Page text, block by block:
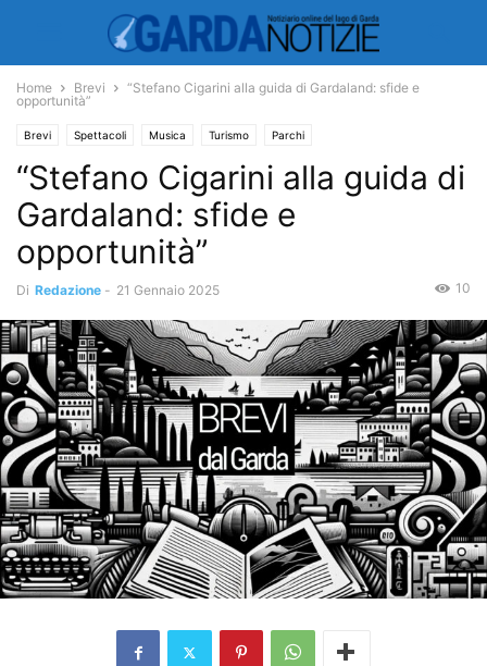
Home Brevi
“Stefano Cigarini alla guida di Gardaland: sfide e
opportunità”
Brevi Spettacoli Musica Turismo Parchi
“Stefano Cigarini alla guida di
Gardaland: sfide e
opportunità”
Di Redazione - 21 Gennaio 2025 10